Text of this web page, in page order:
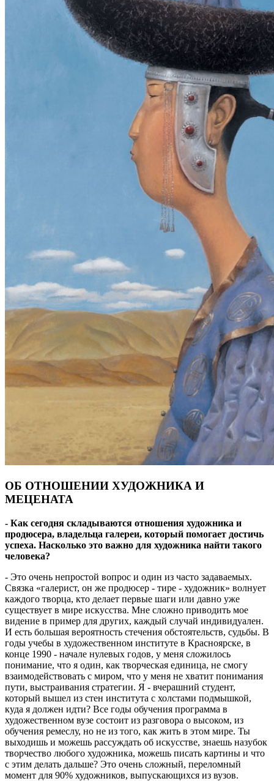
ОБ ОТНОШЕНИИ ХУДОЖНИКА И
МЕЦЕНАТА
- Как сегодня складываются отношения художника и
продюсера, владельца галереи, который помогает достичь
успеха. Насколько это важно для художника найти такого
человека?
- Это очень непростой вопрос и один из часто задаваемых.
Связка «галерист, он же продюсер - тире - художник» волнует
каждого творца, кто делает первые шаги или давно уже
существует в мире искусства. Мне сложно приводить мое
видение в пример для других, каждый случай индивидуален.
И есть большая вероятность стечения обстоятельств, судьбы. В
годы учебы в художественном институте в Красноярске, в
конце 1990 - начале нулевых годов, у меня сложилось
понимание, что я один, как творческая единица, не смогу
взаимодействовать с миром, что у меня не хватит понимания
пути, выстраивания стратегии. Я - вчерашний студент,
который вышел из стен института с холстами подмышкой,
куда я должен идти? Все годы обучения программа в
художественном вузе состоит из разговора о высоком, из
обучения ремеслу, но не из того, как жить в этом мире. Ты
выходишь и можешь рассуждать об искусстве, знаешь назубок
творчество любого художника, можешь писать картины и что
с этим делать дальше? Это очень сложный, переломный
момент для 90% художников, выпускающихся из вузов.